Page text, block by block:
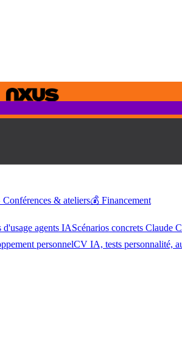
Conférences & ateliers💰 Financement
d'usage agents IAScénarios concrets Claude
personnelCV IA, tests personnalité,